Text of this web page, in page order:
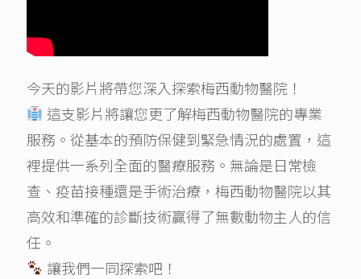
今天的影片將帶您深入探索梅西動物醫院！
這支影片將讓您更了解梅西動物醫院的專業
服務。從基本的預防保健到緊急情況的處置，這
裡提供一系列全面的醫療服務。無論是日常檢
查、疫苗接種還是手術治療，梅西動物醫院以其
高效和準確的診斷技術贏得了無數動物主人的信
任。
讓我們一同探索吧！